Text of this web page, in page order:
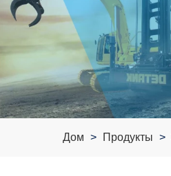
Дом Продукты